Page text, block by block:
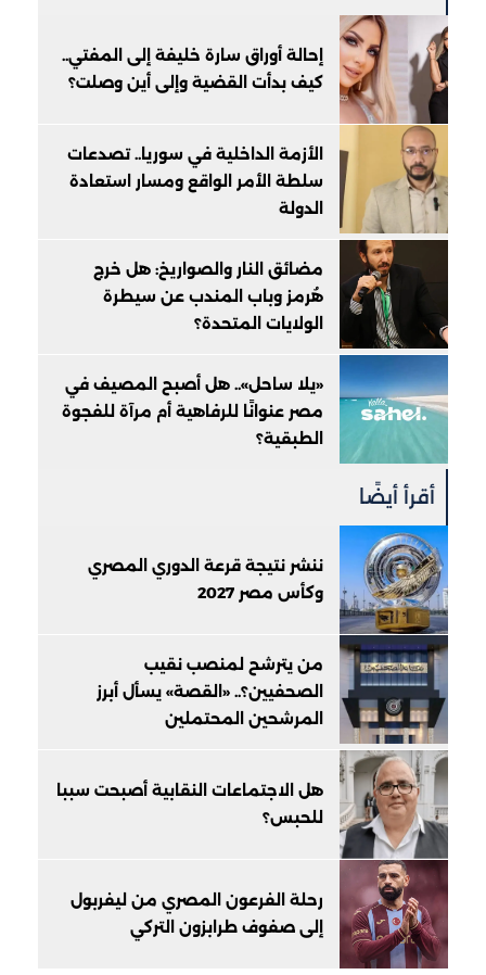
إحالة أوراق سارة خليفة إلى المفتي..
كيف بدأت القضية وإلى أين وصلت؟
الأزمة الداخلية في سوريا.. تصدعات
سلطة الأمر الواقع ومسار استعادة
الدولة
مضائق النار والصواريخ: هل خرج
هُرمز وباب المندب عن سيطرة
الولايات المتحدة؟
«يلا ساحل».. هل أصبح المصيف في
مصر عنوانًا للرفاهية أم مرآة للفجوة
الطبقية؟
أقرأ أيضًا
ننشر نتيجة قرعة الدوري المصري
وكأس مصر 2027
من يترشح لمنصب نقيب
الصحفيين؟.. «القصة» يسأل أبرز
المرشحين المحتملين
هل الاجتماعات النقابية أصبحت سببا
للحبس؟
رحلة الفرعون المصري من ليفربول
إلى صفوف طرابزون التركي